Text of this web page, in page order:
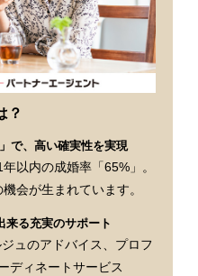
？
で、高い確実性を実現
以内の成婚率「65%」。
会が生まれています。
来る充実のサポート
ュのアドバイス、プロフ
ディネートサービス